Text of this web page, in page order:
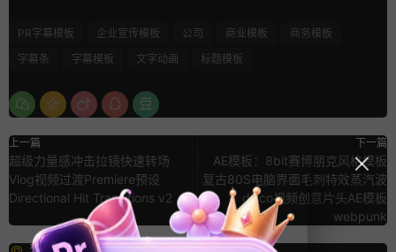
PR字幕模板 企业宣传模板 公司 商业模板
商务模板
字幕条
字幕模板 文字动画 标题模板
上一篇
超级力量感冲击拉镜快速转场
Vlog视频过渡Premiere预设
Directional Hit Transitions v2
下一篇
AE模板：8bit赛博朋克风格模板
复古80S电脑界面毛刺特效蒸汽波
disco视频创意片头AE模板
webpunk